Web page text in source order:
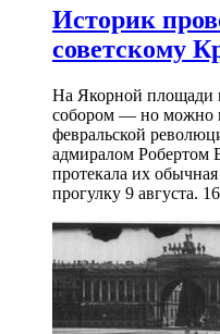
Историк
советскому
На Якорной площади
собором — но можно
февральской
адмиралом
протекала их
прогулку 9 августа.